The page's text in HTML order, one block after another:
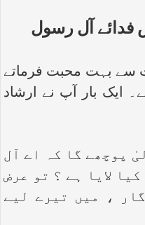
آل رسول
بہت محبت فرماتے
ایک بار آپ نے ارشاد
پوچھے گا کہ اے آل
لایا ہے ؟ تو عرض
، میں تیرے لیے